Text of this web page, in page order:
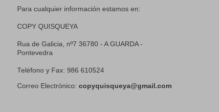
Para cualquier información estamos en:
COPY QUISQUEYA
Rua de Galicia, nº7 36780 - A GUARDA -
Pontevedra
Teléfono y Fax: 986 610524
Correo Electrónico: copyquisqueya@gmail.com